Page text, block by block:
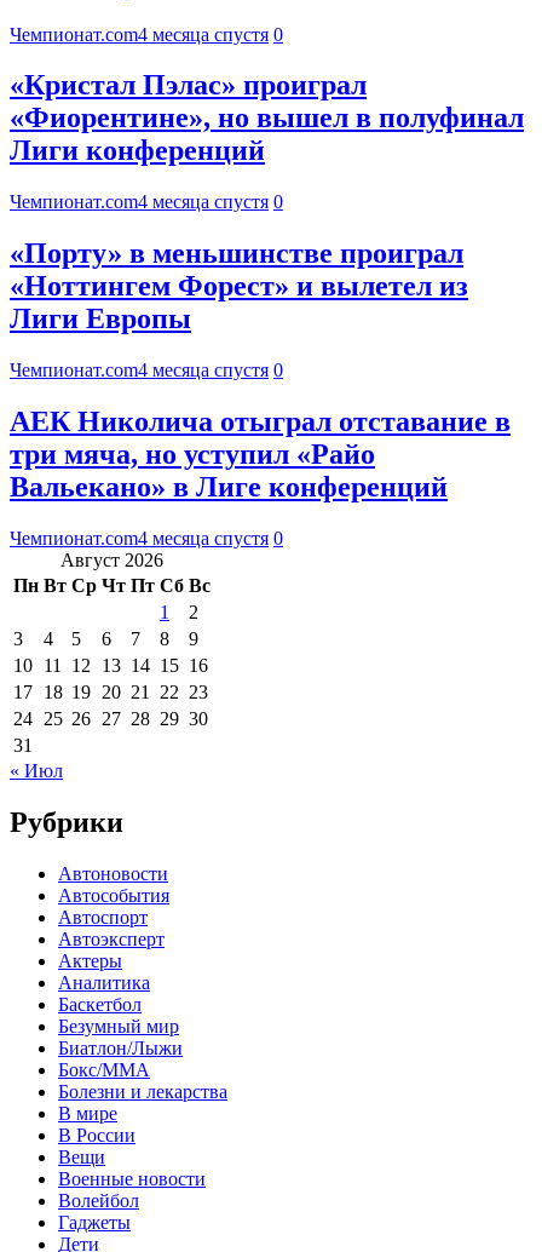
Чемпионат.com4 месяца спустя 0
«Кристал Пэлас» проиграл
«Фиорентине», но вышел в полуфинал
Лиги конференций
Чемпионат.com4 месяца спустя 0
«Порту» в меньшинстве проиграл
«Ноттингем Форест» и вылетел из
Лиги Европы
Чемпионат.com4 месяца спустя 0
АЕК Николича отыграл отставание в
три мяча, но уступил «Райо
Вальекано» в Лиге конференций
Чемпионат.com4 месяца спустя 0
Август 2026
Пн Вт Ср Чт Пт Сб Вс
1
2
3
4 5 6 7 8
9
10 11 12 13 14 15 16
17 18 19 20 21 22 23
24 25 26 27 28 29 30
31
« Июл
Рубрики
Автоновости
Автособытия
Автоспорт
Автоэксперт
Актеры
Аналитика
Баскетбол
Безумный мир
Биатлон/Лыжи
Бокс/MMA
Болезни и лекарства
В мире
В России
Вещи
Военные новости
Волейбол
Гаджеты
Дети